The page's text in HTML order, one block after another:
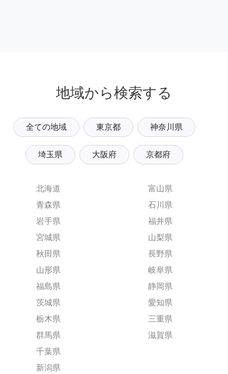
地域から検索する
全ての地域 東京都 神奈川県
埼玉県 大阪府 京都府
北海道
青森県
岩手県
宮城県
秋田県
山形県
福島県
茨城県
栃木県
群馬県
千葉県
新潟県
富山県
石川県
福井県
山梨県
長野県
岐阜県
静岡県
愛知県
三重県
滋賀県